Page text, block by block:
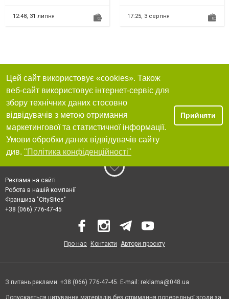
кладки, заливки стяжки,
производст...
12:48, 31 липня
Цена договорная, скидки...
17:25, 3 серпня
Цей сайт використовує «cookies». Також
веб-сайт використовує інтернет-сервіс для
збору технічних даних стосовно
відвідувачів з метою отримання
маркетингової та статистичної інформації.
Умови обробки даних відвідувачів сайту
див. "Політика конфіденційності"
Прийняти
Реклама на сайті
Робота в нашій компанії
Франшиза "CitySites"
+38 (066) 776-47-45
Про нас Контакти Автори проєкту
З питань реклами: +38 (066) 776-47-45. E-mail: reklama@048.ua